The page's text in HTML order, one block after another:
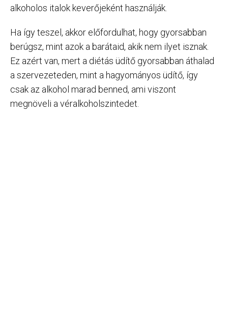
alkoholos italok keverőjeként használják.
Ha így teszel, akkor előfordulhat, hogy gyorsabban
berúgsz, mint azok a barátaid, akik nem ilyet isznak.
Ez azért van, mert a diétás üdítő gyorsabban áthalad
a szervezeteden, mint a hagyományos üdítő, így
csak az alkohol marad benned, ami viszont
megnöveli a véralkoholszintedet.